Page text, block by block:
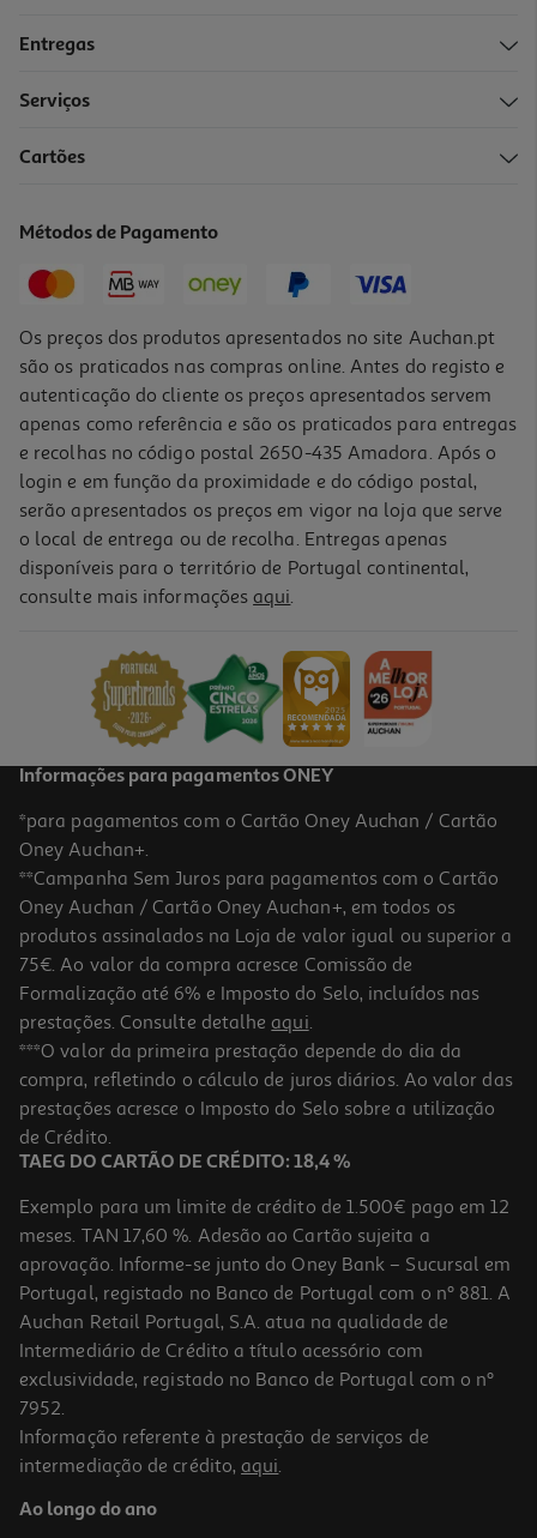
Entregas
Serviços
Cartões
Métodos de Pagamento
Os preços dos produtos apresentados no site Auchan.pt
são os praticados nas compras online. Antes do registo e
autenticação do cliente os preços apresentados servem
apenas como referência e são os praticados para entregas
e recolhas no código postal 2650-435 Amadora. Após o
login e em função da proximidade e do código postal,
serão apresentados os preços em vigor na loja que serve
o local de entrega ou de recolha. Entregas apenas
disponíveis para o território de Portugal continental,
consulte mais informações aqui.
Informações para pagamentos ONEY
*para pagamentos com o Cartão Oney Auchan / Cartão
Oney Auchan+.
**Campanha Sem Juros para pagamentos com o Cartão
Oney Auchan / Cartão Oney Auchan+, em todos os
produtos assinalados na Loja de valor igual ou superior a
75€. Ao valor da compra acresce Comissão de
Formalização até 6% e Imposto do Selo, incluídos nas
prestações. Consulte detalhe aqui.
***O valor da primeira prestação depende do dia da
compra, refletindo o cálculo de juros diários. Ao valor das
prestações acresce o Imposto do Selo sobre a utilização
de Crédito.
TAEG DO CARTÃO DE CRÉDITO: 18,4 %
Exemplo para um limite de crédito de 1.500€ pago em 12
meses. TAN 17,60 %. Adesão ao Cartão sujeita a
aprovação. Informe-se junto do Oney Bank – Sucursal em
Portugal, registado no Banco de Portugal com o nº 881. A
Auchan Retail Portugal, S.A. atua na qualidade de
Intermediário de Crédito a título acessório com
exclusividade, registado no Banco de Portugal com o nº
7952.
Informação referente à prestação de serviços de
intermediação de crédito, aqui.
Ao longo do ano